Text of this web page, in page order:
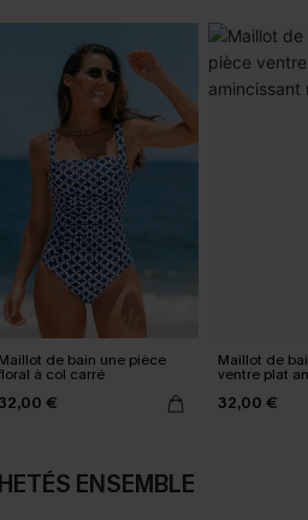
Maillot de bain une pièce
à col carré
32,00 €
Maillot de
ventre plat
32,00 €
ENSEMBLE